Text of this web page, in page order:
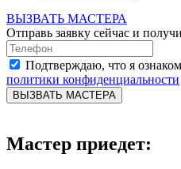
ВЫЗВАТЬ МАСТЕРА
Отправь заявку сейчас и
Подтверждаю, что я
политики конфиденциальности
ВЫЗВАТЬ МАСТЕРА
Мастер приедет: